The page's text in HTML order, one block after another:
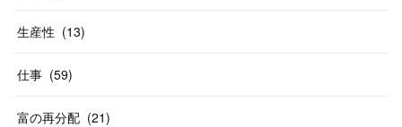
生産性 (13)
仕事 (59)
富の再分配 (21)